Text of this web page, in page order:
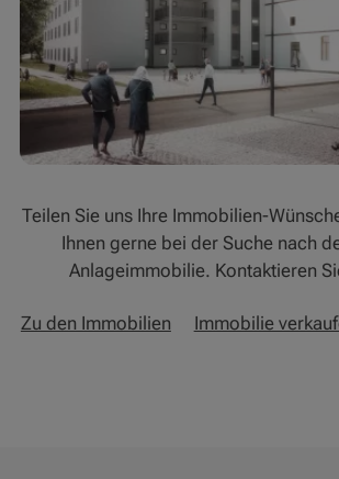
Teilen Sie uns Ihre Immobilien-
Ihnen gerne bei der Suche nach
Anlageimmobilie. Kontaktieren
Zu den Immobilien Immobilie